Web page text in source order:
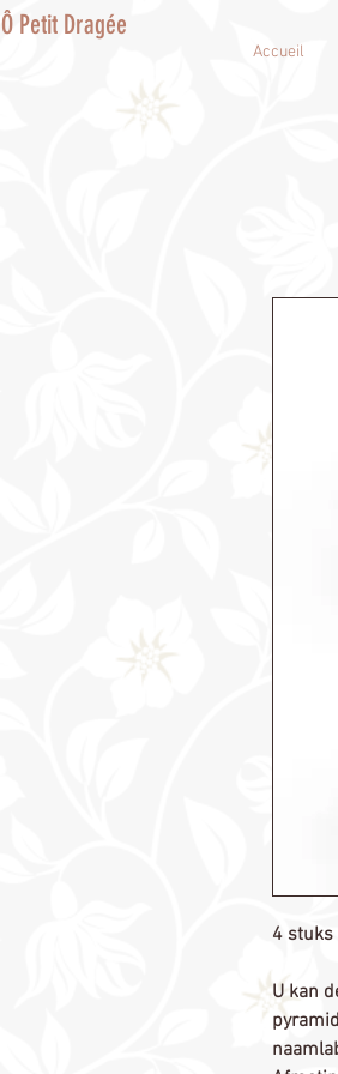
Ô Petit Dragée
Accueil
4 stuks
U kan